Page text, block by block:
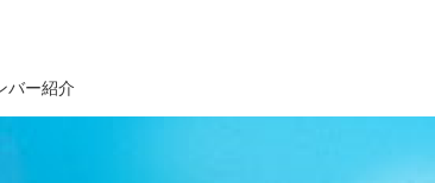
バー紹介